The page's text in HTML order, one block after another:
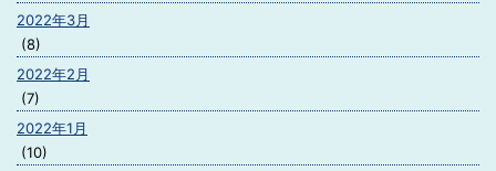
2022年3月
(8)
2022年2月
(7)
2022年1月
(10)